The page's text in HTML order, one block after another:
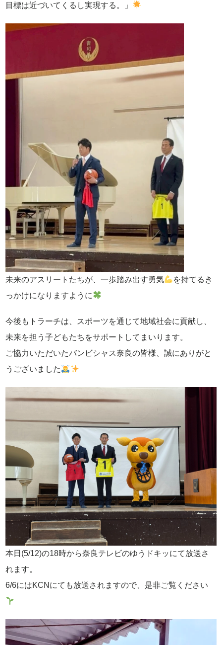
目標は近づいてくるし実現する。」
未来のアスリートたちが、一歩踏み出す勇気
を持てるき
っかけになりますように
今後もトラーチは、スポーツを通じて地域社会に貢献し、
未来を担う子どもたちをサポートしてまいります。
ご協力いただいたバンビシャス奈良の皆様、誠にありがと
うございました
本日(5/12)の18時から奈良テレビのゆうドキッにて放送さ
れます。
6/6にはKCNにても放送されますので、是非ご覧ください